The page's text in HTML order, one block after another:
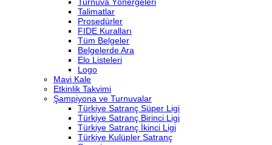
Talimatlar
Prosedürler
FIDE Kuralları
Tüm Belgeler
Belgelerde Ara
Elo Listeleri
Logo
Mavi Kale
Etkinlik Takvimi
Şampiyona ve Turnuvalar
Türkiye Satranç Süper Ligi
Türkiye Satranç Birinci Ligi
Türkiye Satranç İkinci Ligi
Türkiye Kulüpler Satranç